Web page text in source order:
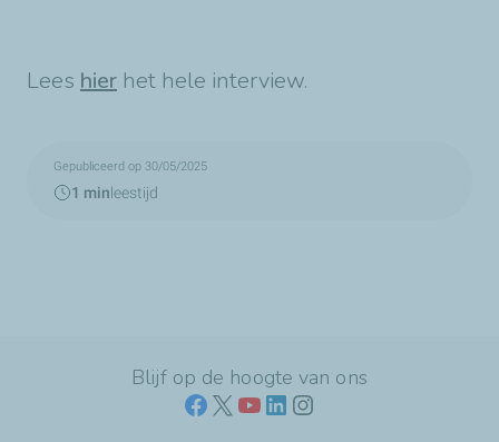
Lees hier het hele interview.
Gepubliceerd op 30/05/2025
1 minleestijd
Blijf op de hoogte van ons